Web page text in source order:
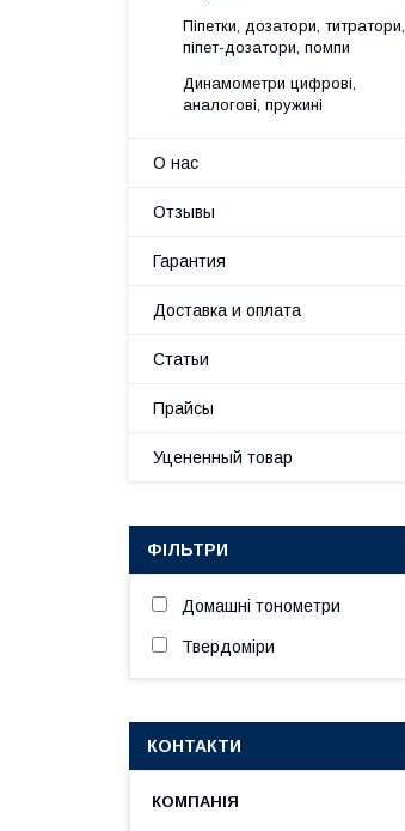
Піпетки, дозатори, титратори,
піпет-дозатори, помпи
Динамометри цифрові,
аналогові, пружині
О нас
Отзывы
Гарантия
Доставка и оплата
Статьи
Прайсы
Уцененный товар
ФІЛЬТРИ
Домашні тонометри
Твердоміри
КОНТАКТИ